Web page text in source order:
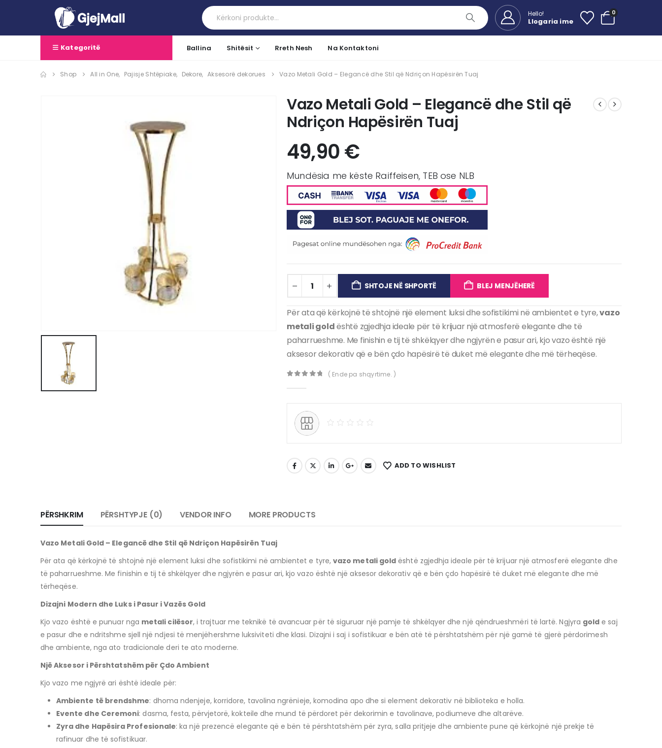
Hello!
Llogaria ime
0
Kategoritë Ballina Shitësit Rreth Nesh Na Kontaktoni
Shop All in One, Pajisje Shtëpiake, Dekore, Aksesorë dekorues Vazo Metali Gold – Elegancë dhe Stil që Ndriçon Hapësirën Tuaj
Vazo Metali Gold – Elegancë dhe Stil që
Ndriçon Hapësirën Tuaj
49,90€
Mundësia me këste Raiffeisen, TEB ose NLB
SHTOJE NË SHPORTË BLEJ MENJËHERË
Për ata që kërkojnë të shtojnë një element luksi dhe sofistikimi në ambientet e tyre,vazo
metali goldështë zgjedhja ideale për të krijuar një atmosferë elegante dhe të
paharrueshme. Me finishin e tij të shkëlqyer dhe ngjyrën e pasur ari, kjo vazo është një
aksesor dekorativ që e bën çdo hapësirë të duket më elegante dhe më tërheqëse.
( Ende pa shqyrtime. )
ADD TO WISHLIST
PËRSHKRIM PËRSHTYPJE (0) VENDOR INFO MORE PRODUCTS
Vazo Metali Gold – Elegancë dhe Stil që Ndriçon Hapësirën Tuaj
Për ata që kërkojnë të shtojnë një element luksi dhe sofistikimi në ambientet e tyre,vazo metali gold është zgjedhja ideale për të krijuar një atmosferë elegante dhe
të paharrueshme. Me finishin e tij të shkëlqyer dhe ngjyrën e pasur ari, kjo vazo është një aksesor dekorativ që e bën çdo hapësirë të duket më elegante dhe më
tërheqëse.
Dizajni Modern dhe Luks i Pasur i Vazës Gold
Kjo vazo është e punuar nga metali cilësor, i trajtuar me teknikë të avancuar për të siguruar një pamje të shkëlqyer dhe një qëndrueshmëri të lartë. Ngjyra gold e saj
e pasur dhe e ndritshme sjell një ndjesi të menjëhershme luksiviteti dhe klasi. Dizajni i saj i sofistikuar e bën atë të përshtatshëm për një gamë të gjerë përdorimesh
dhe ambiente, nga ato tradicionale deri te ato moderne.
Një Aksesor i Përshtatshëm për Çdo Ambient
Kjo vazo me ngjyrë ari është ideale për:
Ambiente të brendshme: dhoma ndenjeje, korridore, tavolina ngrënieje, komodina apo dhe si element dekorativ në biblioteka e holla.
Evente dhe Ceremoni: dasma, festa, përvjetorë, kokteile dhe mund të përdoret për dekorimin e tavolinave, podiumeve dhe altarëve.
Zyra dhe Hapësira Profesionale: ka një prezencë elegante që e bën të përshtatshëm për zyra, salla pritjeje dhe ambiente pune që kërkojnë një prekje të
rafinuar dhe të sofistikuar.